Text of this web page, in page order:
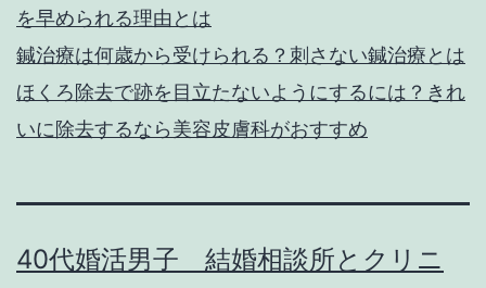
を早められる理由とは
鍼治療は何歳から受けられる？刺さない鍼治療とは
ほくろ除去で跡を目立たないようにするには？きれ
いに除去するなら美容皮膚科がおすすめ
40代婚活男子 結婚相談所とクリニ